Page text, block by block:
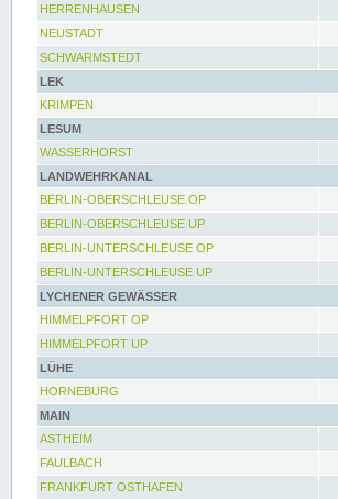
HERRENHAUSEN
NEUSTADT
SCHWARMSTEDT
LEK
KRIMPEN
LESUM
WASSERHORST
LANDWEHRKANAL
BERLIN-OBERSCHLEUSE OP
BERLIN-OBERSCHLEUSE UP
BERLIN-UNTERSCHLEUSE OP
BERLIN-UNTERSCHLEUSE UP
LYCHENER GEWÄSSER
HIMMELPFORT OP
HIMMELPFORT UP
LÜHE
HORNEBURG
MAIN
ASTHEIM
FAULBACH
FRANKFURT OSTHAFEN